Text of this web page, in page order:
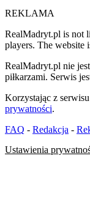
REKLAMA
RealMadryt.pl is not
players. The website
RealMadryt.pl nie
piłkarzami. Serwis
Korzystając z
prywatności.
FAQ - Redakcja -
Ustawienia